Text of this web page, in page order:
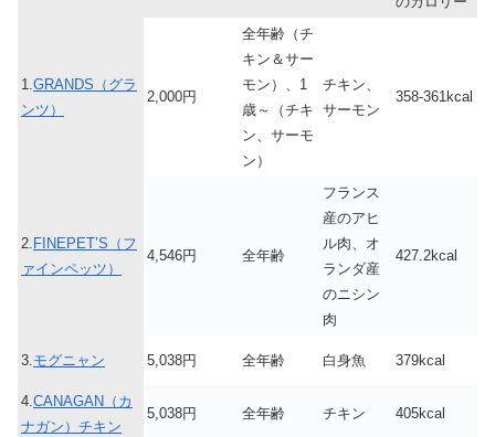
1.GRANDS（グラ
ンツ）
2,000円
全年齢（チ
キン＆サー
モン）、1
歳～（チキ
ン、サーモ
ン）
チキン、
サーモン
358-361kcal
2. FINEPET’S（フ
ァインペッツ）
4,546円 全年齢
フランス
産のアヒ
ル肉、オ
ランダ産
のニシン
肉
427.2kcal
3.モグニャン 5,038円 全年齢 白身魚 379kcal
4.CANAGAN（カ
ナガン）チキン
5,038円 全年齢 チキン 405kcal